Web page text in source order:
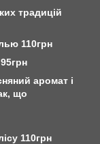
традицій
110грн
аромат і
що
110грн